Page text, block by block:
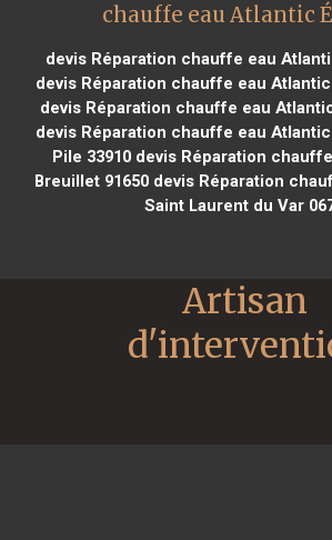
chauffe eau Atlantic
devis Réparation chauffe eau
devis Réparation chauffe eau
devis Réparation chauffe eau
devis Réparation chauffe eau
Pile 33910 devis Réparation
Breuillet 91650 devis Réparation
Saint Laurent du Var
Artisan